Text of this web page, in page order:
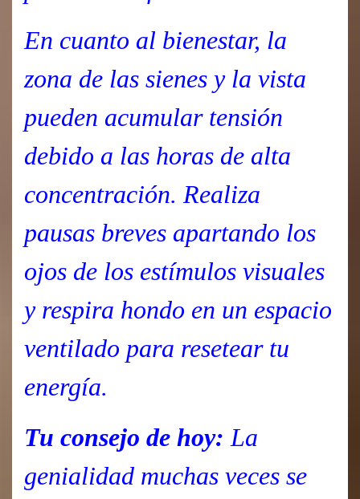
En cuanto al bienestar, la
zona de las sienes y la vista
pueden acumular tensión
debido a las horas de alta
concentración. Realiza
pausas breves apartando los
ojos de los estímulos visuales
y respira hondo en un espacio
ventilado para resetear tu
energía.
Tu consejo de hoy: La
genialidad muchas veces se